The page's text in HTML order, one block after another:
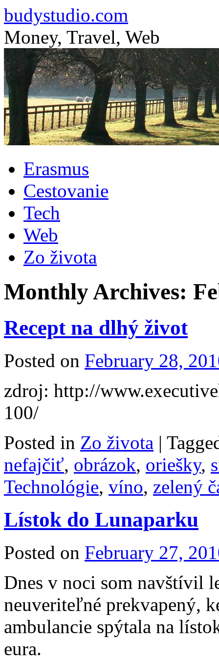
budystudio.com
Money, Travel, Web
to
contentErasmus
Cestovanie
Tech
Web
Zo života
Monthly Archives:
Recept na dlhý život
Posted on February 28,
zdroj: http://
100/
Posted in Zo života |
nefajčiť, obrázok, oriešky,
Technológie, víno, zelený
Lístok do Lunaparku
Posted on February 27,
Dnes v noci som navštívil
neuveriteľné prekvapený,
ambulancie spýtala na
eura.